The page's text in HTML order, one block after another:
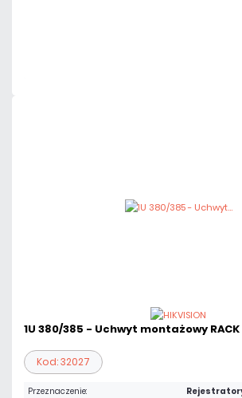
1U 380/385 - Uchwyt montażowy RACK
Kod: 32027
Przeznaczenie: